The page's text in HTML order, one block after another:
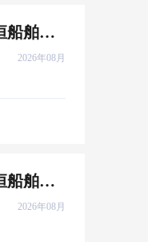
无限航区 山东汇恒船舶管理有限责任公司 船长 8月上船
2026年08月
无限航区 山东汇恒船舶管理有限责任公司 二副 8月上船
2026年08月